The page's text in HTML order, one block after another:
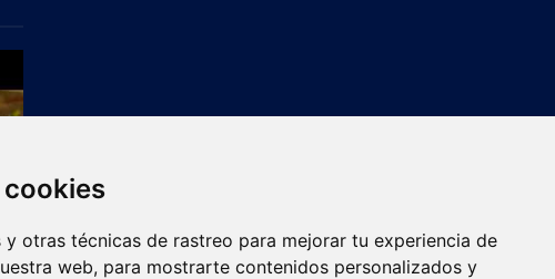
y otras técnicas de rastreo para mejorar tu experiencia de
web, para mostrarte contenidos personalizados y